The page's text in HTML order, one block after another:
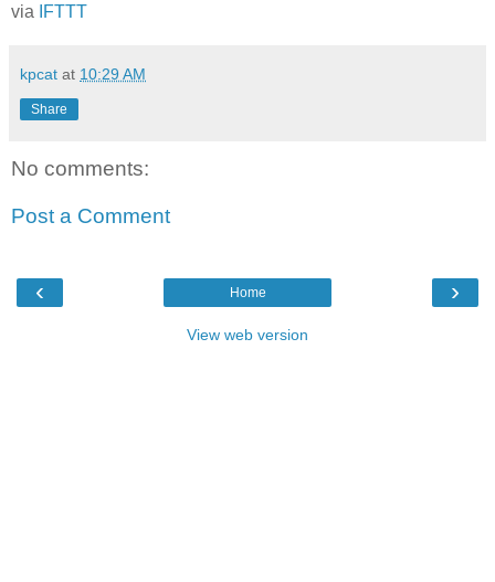
via
IFTTT
kpcat at 10:29 AM
Share
No comments:
Post a Comment
‹ ›
Home
View web version